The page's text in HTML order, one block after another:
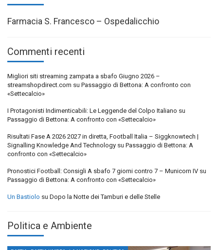
Farmacia S. Francesco – Ospedalicchio
Commenti recenti
Migliori siti streaming zampata a sbafo Giugno 2026 –
streamshopdirect.com su Passaggio di Bettona: A confronto con
«Settecalcio»
I Protagonisti Indimenticabili: Le Leggende del Colpo Italiano su
Passaggio di Bettona: A confronto con «Settecalcio»
Risultati Fase A 2026 2027 in diretta, Football Italia – Siggknowtech |
Signalling Knowledge And Technology su Passaggio di Bettona: A
confronto con «Settecalcio»
Pronostici Football: Consigli A sbafo 7 giorni contro 7 – Municorn IV su
Passaggio di Bettona: A confronto con «Settecalcio»
Un Bastiolo su Dopo la Notte dei Tamburi e delle Stelle
Politica e Ambiente